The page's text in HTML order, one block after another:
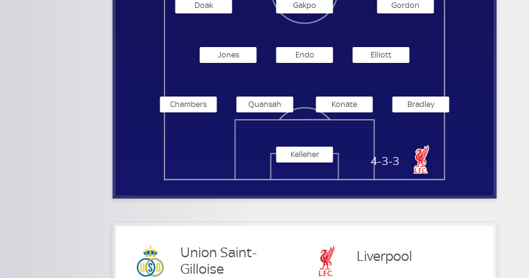
Liverpool
4-3-3
Kelleher
Bradley
Konate
Quansah
Chambers
Elliott
Endo
Jones
Gordon
Gakpo
Doak
Union Saint-
Gilloise
Liverpool